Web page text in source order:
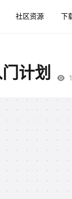
社区资源 下
计划